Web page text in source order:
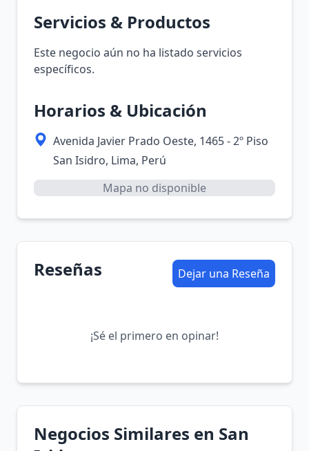
Servicios & Productos
Este negocio aún no ha listado servicios
específicos.
Horarios & Ubicación
Avenida Javier Prado Oeste, 1465 - 2º Piso
San Isidro, Lima, Perú
Mapa no disponible
Reseñas Dejar una Reseña
¡Sé el primero en opinar!
Negocios Similares en San